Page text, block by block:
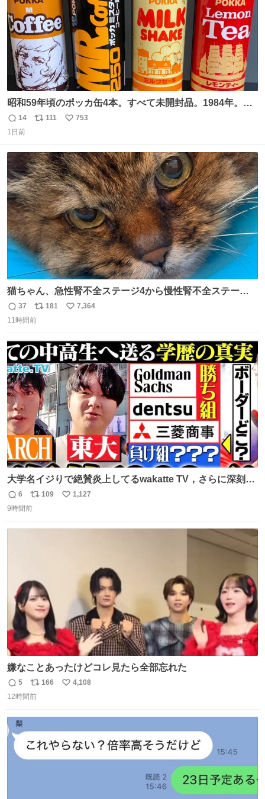
昭和59年頃のポッカ缶4本。すべて未開封品。1984年。P
マーク。昭和レトロ！
返
信
14
リ
ト
数
111
い
数
753
1日前
猫ちゃん、急性腎不全ステージ4から慢性腎不全ステージ2
になりました😭点滴も週一で大丈夫になった… このままだ
と2、3日持たないって言われたのが嘘みたい…本当に嬉し
道泣きながら歩いてたら向こうから来た人にすごい顔され
た🫠
返
信
37
リ
ポ
ト
数
181
い
数
7,364
11時間前
大学名イジりで絶賛炎上してるwakatte TV，さらに深刻な
問題はこっちでは？ ・都内の特定企業に入るのを極度に推
奨し，それ以外の地域で堅実に生きるのを周縁化する ・恋
化する ・院生が研究環境を求め他大学に移るのを批判する
返
信
6
リ
ポ
109
い
1,127
9時間前
嫌なことあったけどコレ見たら全部忘れた
返
信
5
リ
ポ
166
い
4,108
12時間前